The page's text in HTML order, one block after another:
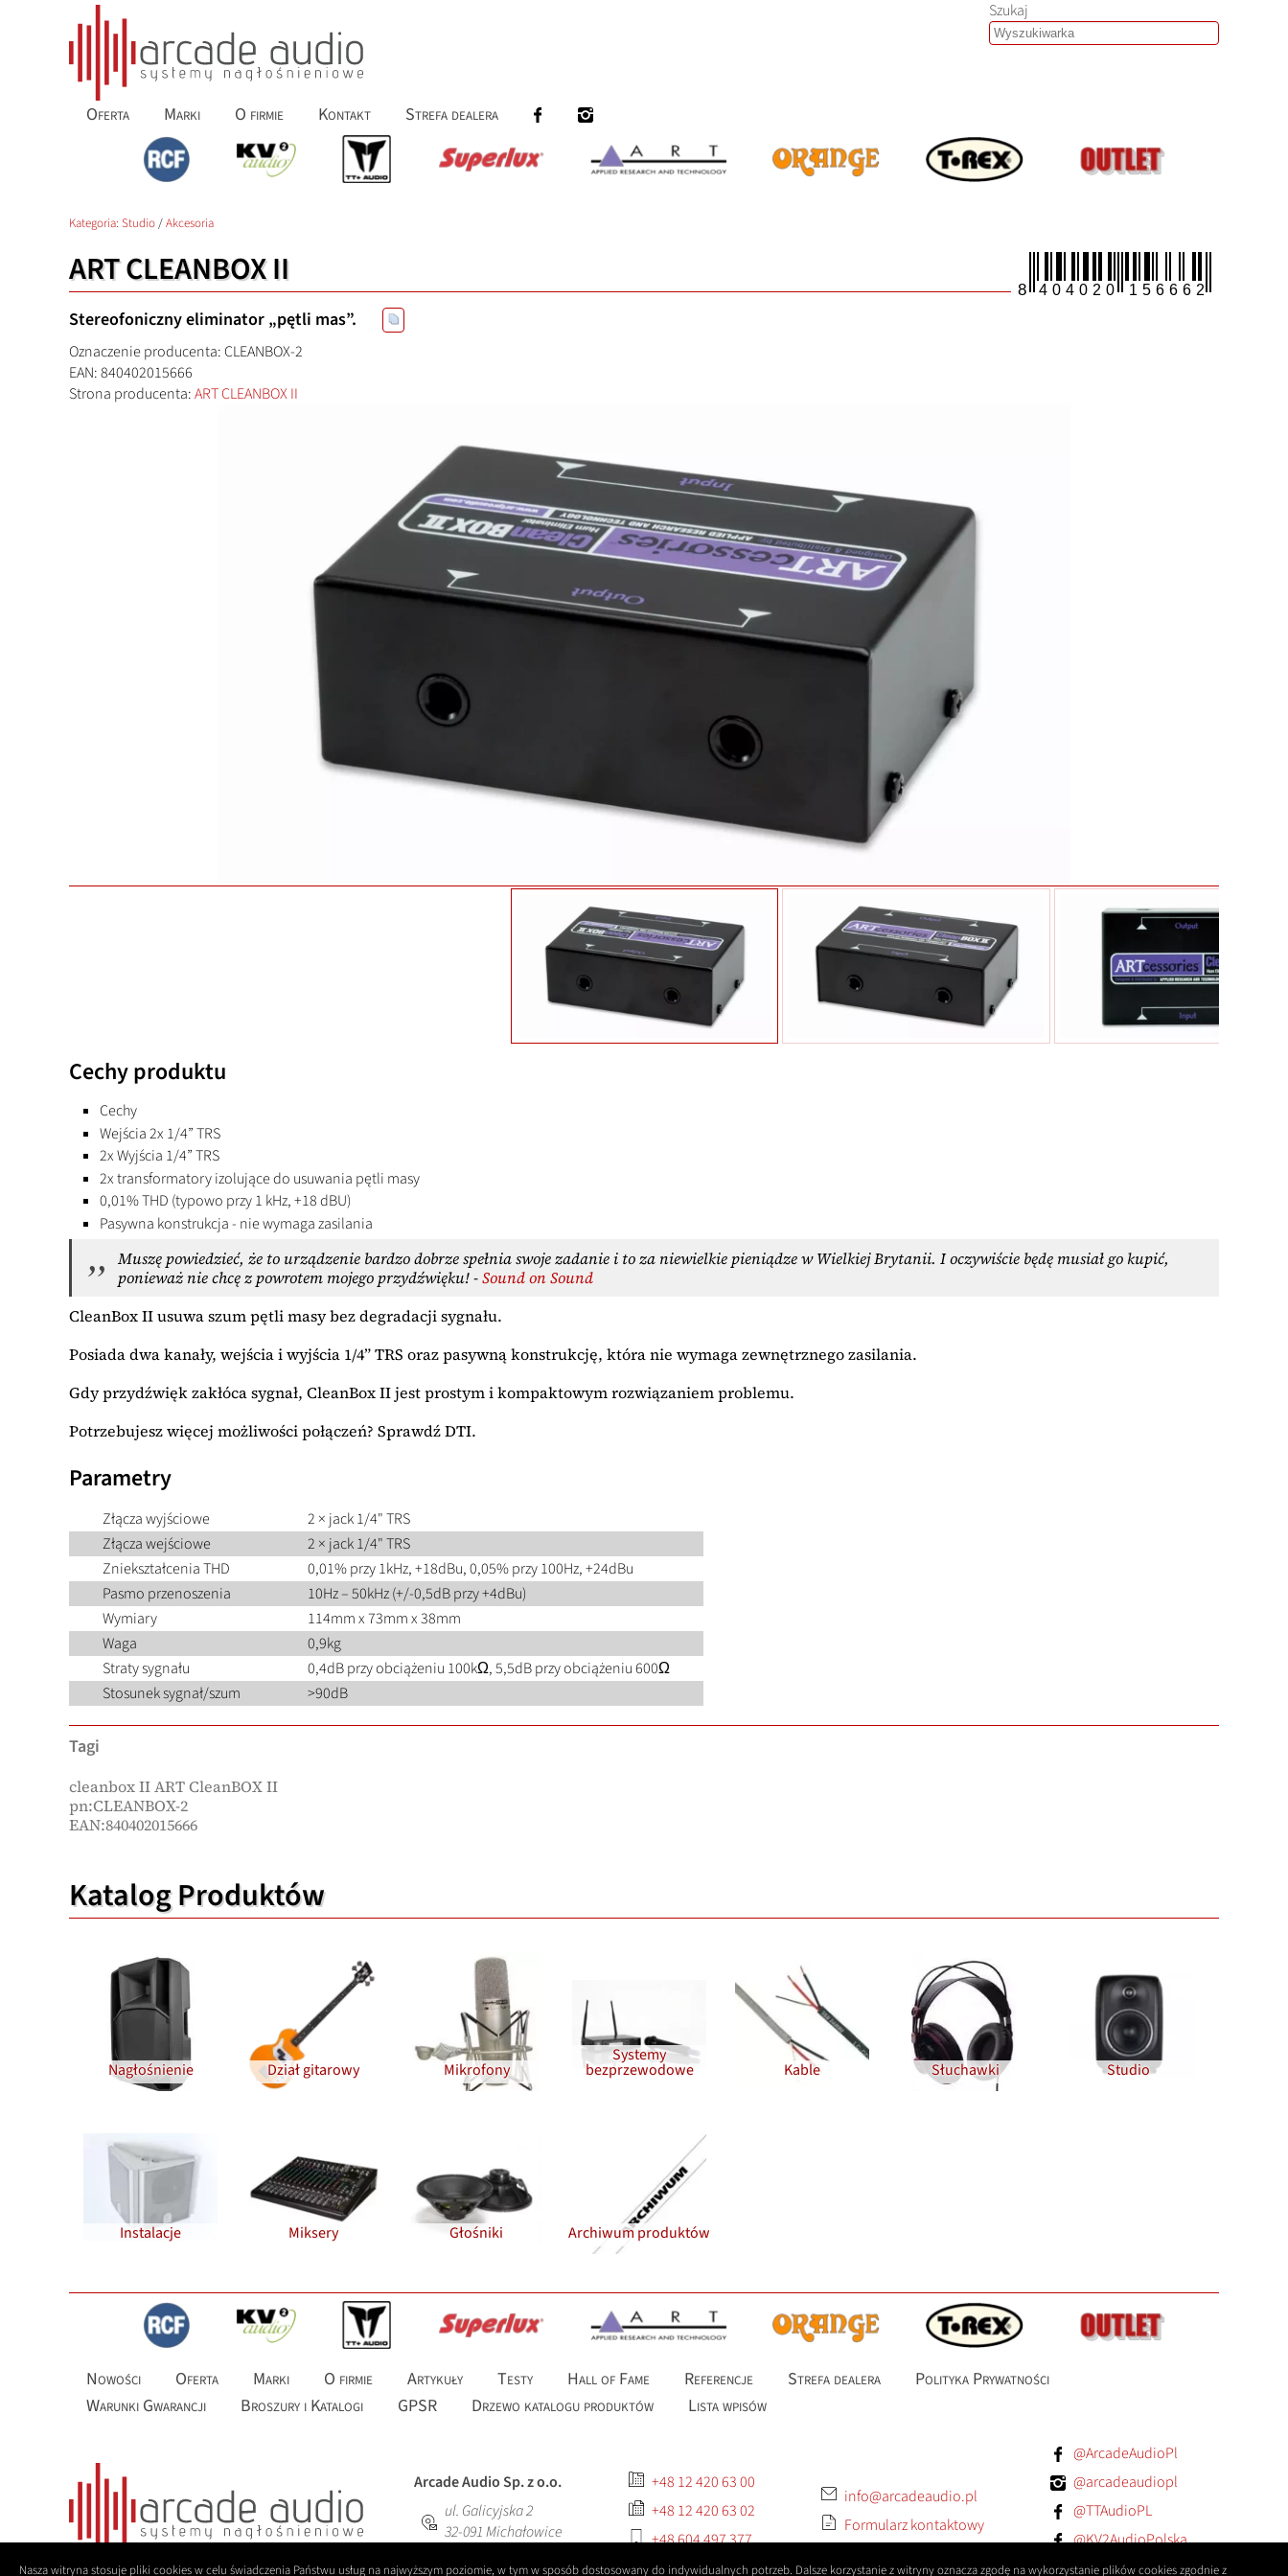
Szukaj
Oferta Marki O firmie Kontakt Strefa dealera
Kategoria: Studio/Akcesoria
ART CLEANBOX II
Stereofoniczny eliminator „pętli mas”.
Oznaczenie producenta: CLEANBOX-2
EAN: 840402015666
Strona producenta:ART CLEANBOX II
Cechy produktu
Cechy
Wejścia 2x 1/4” TRS
2x Wyjścia 1/4” TRS
2x transformatory izolujące do usuwania pętli masy
0,01% THD (typowo przy 1 kHz, +18 dBU)
Pasywna konstrukcja - nie wymaga zasilania
Muszę powiedzieć, że to urządzenie bardzo dobrze spełnia swoje zadanie i to za niewielkie pieniądze w Wielkiej Brytanii. I oczywiście będę musiał go kupić,
ponieważ nie chcę z powrotem mojego przydźwięku! -Sound on Sound
CleanBox II usuwa szum pętli masy bez degradacji sygnału.
Posiada dwa kanały, wejścia i wyjścia 1/4” TRS oraz pasywną konstrukcję, która nie wymaga zewnętrznego zasilania.
Gdy przydźwięk zakłóca sygnał, CleanBox II jest prostym i kompaktowym rozwiązaniem problemu.
Potrzebujesz więcej możliwości połączeń? Sprawdź DTI.
Parametry
Złącza wyjściowe
2 × jack 1/4" TRS
Złącza wejściowe
2 × jack 1/4" TRS
Zniekształcenia THD
0,01% przy 1kHz, +18dBu, 0,05% przy 100Hz, +24dBu
Pasmo przenoszenia
10Hz – 50kHz (+/-0,5dB przy +4dBu)
Wymiary
114mm x 73mm x 38mm
Waga
0,9kg
Straty sygnału
0,4dB przy obciążeniu 100kΩ, 5,5dB przy obciążeniu 600Ω
Stosunek sygnał/szum
>90dB
Tagi
cleanbox II ART CleanBOX II
pn:CLEANBOX-2
EAN:840402015666
Katalog Produktów
Nagłośnienie Dział gitarowy Mikrofony
Systemy
bezprzewodowe Kable Słuchawki Studio
Instalacje Miksery Głośniki Archiwum produktów
Nowości Oferta Marki O firmie Artykuły Testy Hall of Fame Referencje Strefa dealera
Polityka Prywatności
Warunki Gwarancji
Broszury i Katalogi GPSR Drzewo katalogu produktów Lista wpisów
Arcade Audio Sp. z o.o.
ul. Galicyjska 2
32-091Michałowice
+48 12 420 63 00
+48 12 420 63 02
+48 604 497 377
info@arcadeaudio.pl
Formularz kontaktowy
@ArcadeAudioPl
@arcadeaudiopl
@TTAudioPL
@KV2AudioPolska
@orangeampspoland
Nasza witryna stosuje pliki cookies w celu świadczenia Państwu usług na najwyższym poziomie, w tym w sposób dostosowany do indywidualnych potrzeb. Dalsze korzystanie z witryny oznacza zgodę na wykorzystanie plików cookies zgodnie z